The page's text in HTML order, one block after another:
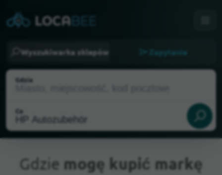
Wyszukiwarka sklepów Zapytanie
Gdzie
Co
Gdzie mogę kupić markę